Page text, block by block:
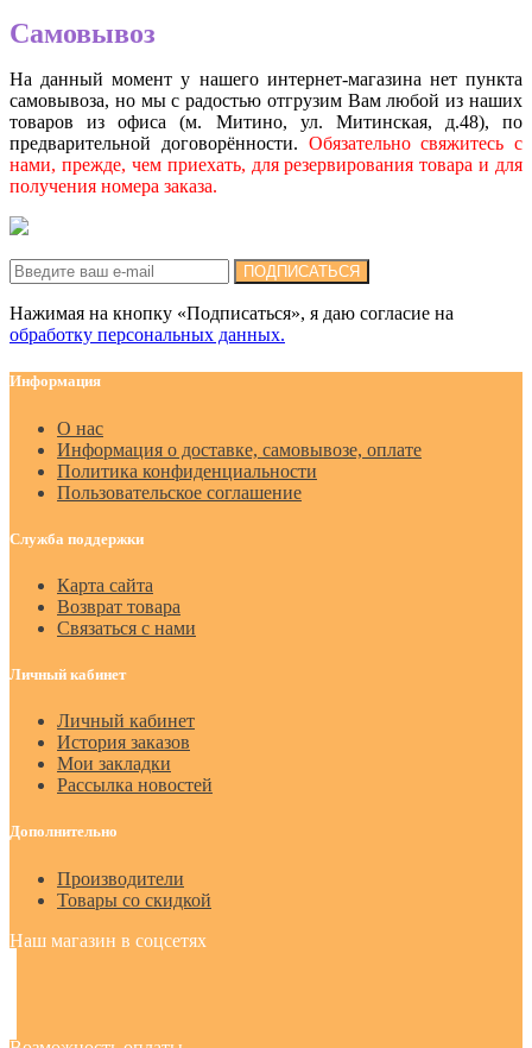
Самовывоз
На данный момент у нашего интернет-магазина нет пункта
самовывоза, но мы с радостью отгрузим Вам любой из наших
товаров из офиса (м. Митино, ул. Митинская, д.48), по
предварительной договорённости. Обязательно свяжитесь с
нами, прежде, чем приехать, для резервирования товара и для
получения номера заказа.
ПОДПИСАТЬСЯ
Нажимая на кнопку «Подписаться», я даю cогласие на
обработку персональных данных.
Информация
О нас
Информация о доставке, самовывозе, оплате
Политика конфиденциальности
Пользовательское соглашение
Служба поддержки
Карта сайта
Возврат товара
Связаться с нами
Личный кабинет
Личный кабинет
История заказов
Мои закладки
Рассылка новостей
Дополнительно
Производители
Товары со скидкой
Наш магазин в соцсетях